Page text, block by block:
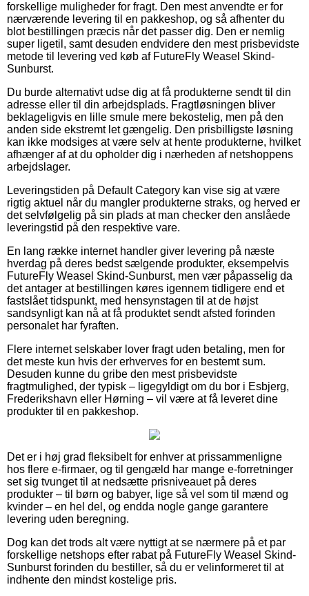
forskellige muligheder for fragt. Den mest anvendte er for
nærværende levering til en pakkeshop, og så afhenter du
blot bestillingen præcis når det passer dig. Den er nemlig
super ligetil, samt desuden endvidere den mest prisbevidste
metode til levering ved køb af FutureFly Weasel Skind-
Sunburst.
Du burde alternativt udse dig at få produkterne sendt til din
adresse eller til din arbejdsplads. Fragtløsningen bliver
beklageligvis en lille smule mere bekostelig, men på den
anden side ekstremt let gængelig. Den prisbilligste løsning
kan ikke modsiges at være selv at hente produkterne, hvilket
afhænger af at du opholder dig i nærheden af netshoppens
arbejdslager.
Leveringstiden på Default Category kan vise sig at være
rigtig aktuel når du mangler produkterne straks, og herved er
det selvfølgelig på sin plads at man checker den anslåede
leveringstid på den respektive vare.
En lang række internet handler giver levering på næste
hverdag på deres bedst sælgende produkter, eksempelvis
FutureFly Weasel Skind-Sunburst, men vær påpasselig da
det antager at bestillingen køres igennem tidligere end et
fastslået tidspunkt, med hensynstagen til at de højst
sandsynligt kan nå at få produktet sendt afsted forinden
personalet har fyraften.
Flere internet selskaber lover fragt uden betaling, men for
det meste kun hvis der erhverves for en bestemt sum.
Desuden kunne du gribe den mest prisbevidste
fragtmulighed, der typisk – ligegyldigt om du bor i Esbjerg,
Frederikshavn eller Hørning – vil være at få leveret dine
produkter til en pakkeshop.
Det er i høj grad fleksibelt for enhver at prissammenligne
hos flere e-firmaer, og til gengæld har mange e-forretninger
set sig tvunget til at nedsætte prisniveauet på deres
produkter – til børn og babyer, lige så vel som til mænd og
kvinder – en hel del, og endda nogle gange garantere
levering uden beregning.
Dog kan det trods alt være nyttigt at se nærmere på et par
forskellige netshops efter rabat på FutureFly Weasel Skind-
Sunburst forinden du bestiller, så du er velinformeret til at
indhente den mindst kostelige pris.